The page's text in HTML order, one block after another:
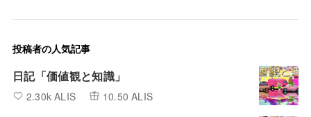
投稿者の人気記事
日記「価値観と知識」
2.30k ALIS 10.50 ALIS